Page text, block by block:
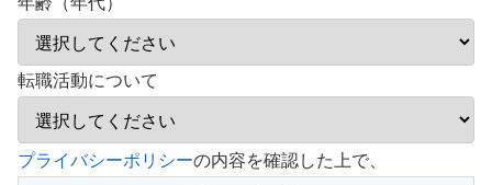
転職活動について
こ
プライバシーポリシーの内容を確認した上で、